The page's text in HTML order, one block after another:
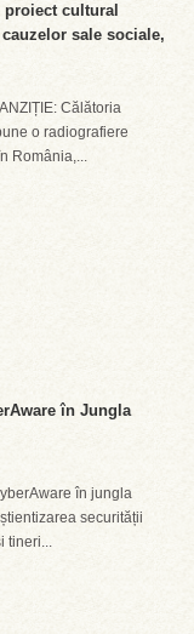
cultural
sale sociale,
Călătoria
o radiografiere
România,...
în Jungla
în jungla
securității
tineri...